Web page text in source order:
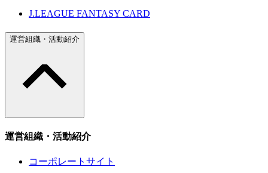
J.LEAGUE FANTASY CARD
運営組織・活動紹介
運営組織・活動紹介
コーポレートサイト